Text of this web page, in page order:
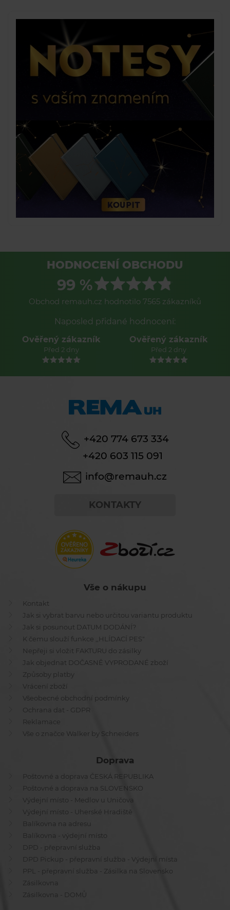
HODNOCENÍ OBCHODU
99 %
Obchod remauh.cz hodnotilo 7565 zákazníků
Naposled přidané hodnocení:
Ověřený zákazník
Před 2 dny
Ověřený zákazník
Před 2 dny
+420 774 673 334
+420 603 115 091
info@remauh.cz
KONTAKTY
Vše o nákupu
Kontakt
Jak si vybrat barvu nebo určitou variantu produktu
Jak si posunout DATUM DODÁNÍ?
K čemu slouží funkce ,,HLÍDACÍ PES"
Nepřeji si vložit FAKTURU do zásilky
Jak objednat DOČASNĚ VYPRODANÉ zboží
Způsoby platby
Vrácení zboží
Všeobecné obchodní podmínky
Ochrana dat - GDPR
Reklamace
Vše o značce Walker by Schneiders
Doprava
Poštovné a doprava ČESKÁ REPUBLIKA
Poštovné a doprava na SLOVENSKO
Výdejní místo - Medlov u Uničova
Výdejní místo - Uherské Hradiště
Balíkovna na adresu
Balíkovna - výdejní místo
DPD - přepravní služba
DPD Pickup - přepravní služba - Výdejní místa
PPL - přepravní služba - Zásilka na Slovensko
Zásilkovna
Zásilkovna - DOMŮ